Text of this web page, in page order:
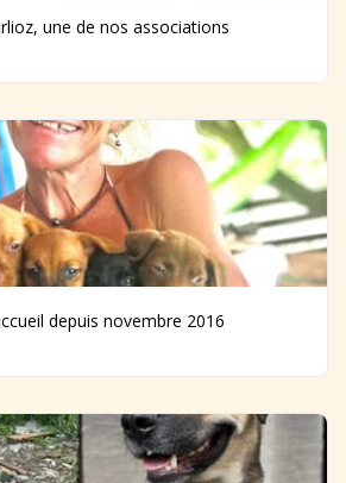
une de nos associations
depuis novembre 2016